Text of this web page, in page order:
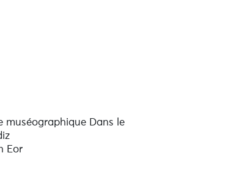
muséographique Dans le
Eor